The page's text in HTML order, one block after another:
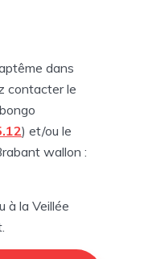
dans
contacter le
) et/ou le
wallon :
à la Veillée